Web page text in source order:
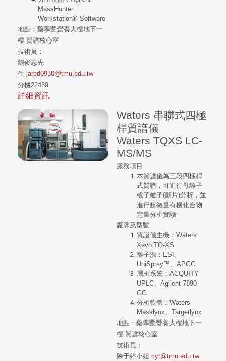
MassHunter
Workstation® Software
地點：藥學暨營養大樓地下一
樓 質譜核心室
技術員：
劉俊志先
生jared0930@tmu.edu.tw
分機22439
詳細資訊
Waters 串聯式四極
桿質譜儀
Waters TQXS LC-
MS/MS
服務項目
本質譜儀為三段四極桿
式質譜，可進行母離子
或子離子(斷片)分析，並
進行超微量有機化合物
定量分析實驗
廠牌及型號
質譜儀主機：Waters
Xevo TQ-XS
離子源：ESI、
UniSpray™、APGC
層析系統：ACQUITY
UPLC、Agilent 7890
GC
分析軟體：Waters
Masslynx、Targetlynx
地點：藥學暨營養大樓地下一
樓 質譜核心室
技術員：
陳于婷小姐cyt@tmu.edu.tw